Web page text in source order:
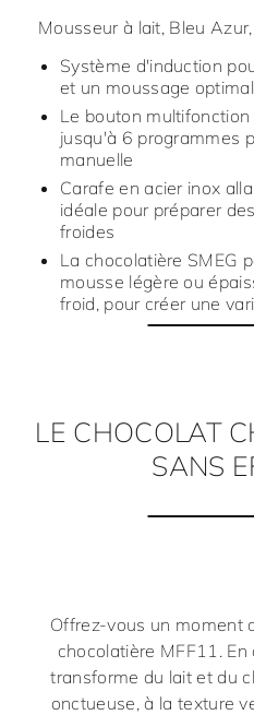
Mousseur à lait, Bleu
Système d'induction
et un moussage
Le bouton
jusqu'à 6 programmes
manuelle
Carafe en acier inox
idéale pour préparer
froides
La chocolatière SMEG
mousse légère ou
froid, pour créer une
LE CHOCOLAT
SANS
Offrez-vous un moment
chocolatière MFF11 .
transforme du lait et du
onctueuse, à la texture